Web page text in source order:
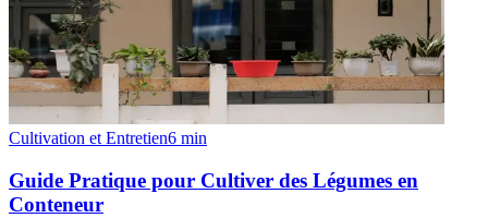
Cultivation et Entretien6 min
Guide Pratique pour Cultiver des Légumes en
Conteneur